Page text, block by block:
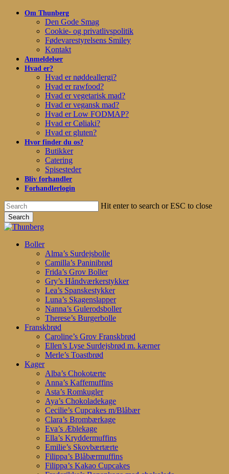
Skip
Om Thunberg
Den Gode Smag
Cookie- og privatlivspolitik
Fødevarestyrelsens Smiley
Kontakt
Anmeldelser
Hvad er?
Hvad er nøddeallergi?
Hvad er rawfood?
Hvad er vegetarisk mad?
Hvad er vegansk mad?
Hvad er Low FODMAP?
Hvad er Cøliaki?
Hvad er gluten?
Hvor finder du os?
Butikker
Catering
Spisesteder
Bliv forhandler
Forhandlerlogin
Hit enter to search or ESC to close
Search
Close
search
account
Menu
Boller
Alma’s Surdejsbolle
Camilla’s Paninibrød
Frida’s Grov Boller
Gry’s Håndværkerstykker
Lea’s Spanskestykker
Luna’s Skagenslapper
Nanna’s Gulerodsboller
Therese’s Burgerbolle
Franskbrød
Caroline’s Grov Franskbrød
Ellen’s Lyse Surdejsbrød m. kærner
Merle’s Toastbrød
Kager
Alba’s Chokotærte
Anna’s Kaffemuffins
Asta’s Romkugler
Aya’s Chokoladekage
Cecilie’s Cupcakes m/Blåbær
Clara’s Brombærkage
Eva’s Æblekage
Ella’s Kryddermuffins
Emilie’s Skovbærtærte
Filippa’s Blåbærmuffins
Filippa’s Kakao Cupcakes